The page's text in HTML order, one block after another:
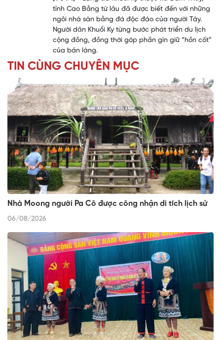
tỉnh Cao Bằng từ lâu đã được biết đến với những
ngôi nhà sàn bằng đá độc đáo của người Tày.
Người dân Khuổi Ky từng bước phát triển du lịch
cộng đồng, đồng thời góp phần gìn giữ “hồn cốt”
của bản làng.
TIN CÙNG CHUYÊN MỤC
Nhà Moong người Pa Cô được công nhận di tích lịch sử
06/08/2026